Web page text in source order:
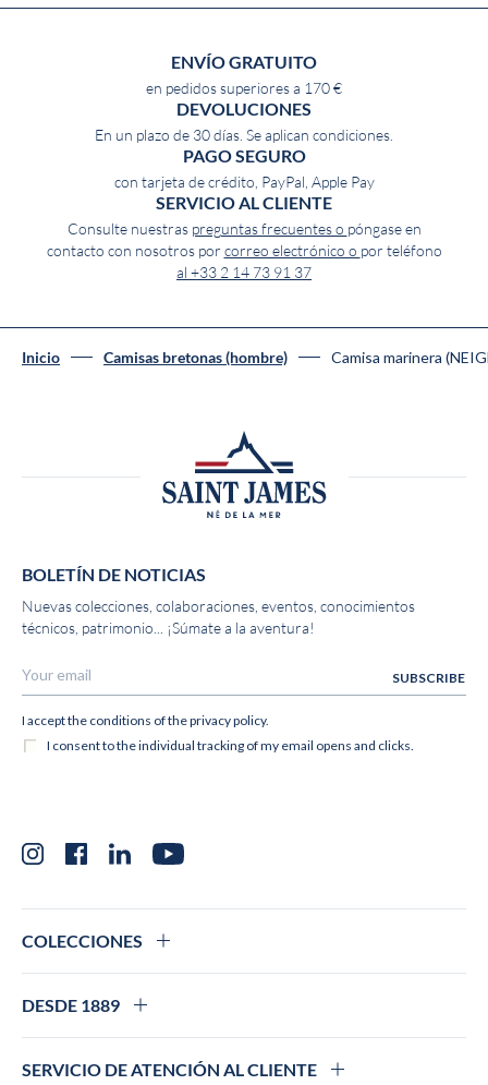
ENVÍO GRATUITO
en pedidos superiores a 170 €
DEVOLUCIONES
En un plazo de 30 días. Se aplican condiciones.
PAGO SEGURO
con tarjeta de crédito, PayPal, Apple Pay
SERVICIO AL CLIENTE
Consulte nuestras preguntas frecuentes o póngase en
contacto con nosotros por correo electrónico o por teléfono
al +33 2 14 73 91 37
Inicio Camisas bretonas (hombre) Camisa marinera
BOLETÍN DE NOTICIAS
Nuevas colecciones, colaboraciones, eventos, conocimientos
técnicos, patrimonio... ¡Súmate a la aventura!
InstagramFacebookLinkedInYouTube
COLECCIONES
DESDE 1889
SERVICIO DE ATENCIÓN AL CLIENTE